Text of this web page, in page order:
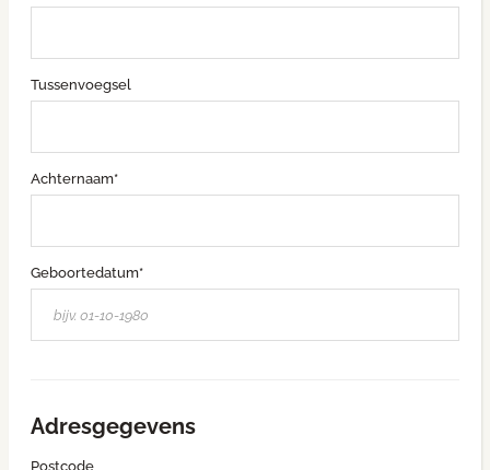
Tussenvoegsel
Achternaam*
Geboortedatum*
Adresgegevens
Postcode